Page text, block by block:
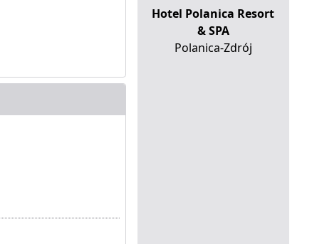
Hotel Polanica Resort
& SPA
Polanica-Zdrój